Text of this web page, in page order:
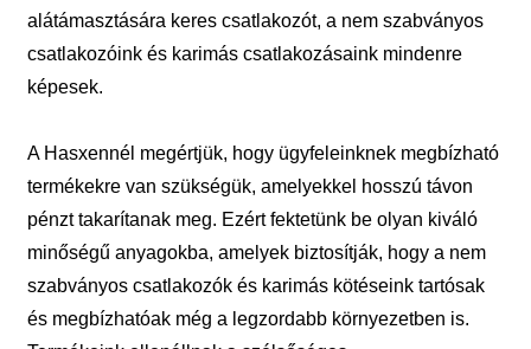
alátámasztására keres csatlakozót, a nem szabványos
csatlakozóink és karimás csatlakozásaink mindenre
képesek.
A Hasxennél megértjük, hogy ügyfeleinknek megbízható
termékekre van szükségük, amelyekkel hosszú távon
pénzt takarítanak meg. Ezért fektetünk be olyan kiváló
minőségű anyagokba, amelyek biztosítják, hogy a nem
szabványos csatlakozók és karimás kötéseink tartósak
és megbízhatóak még a legzordabb környezetben is.